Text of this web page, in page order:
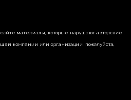
материалы, которые нарушают авторские
компании или организации, пожалуйста,